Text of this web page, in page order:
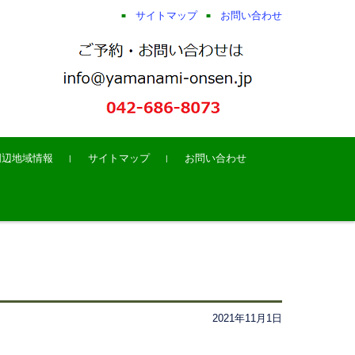
サイトマップ お問い合わせ
地域情報 サイトマップ お問い合わせ
2021年11月1日